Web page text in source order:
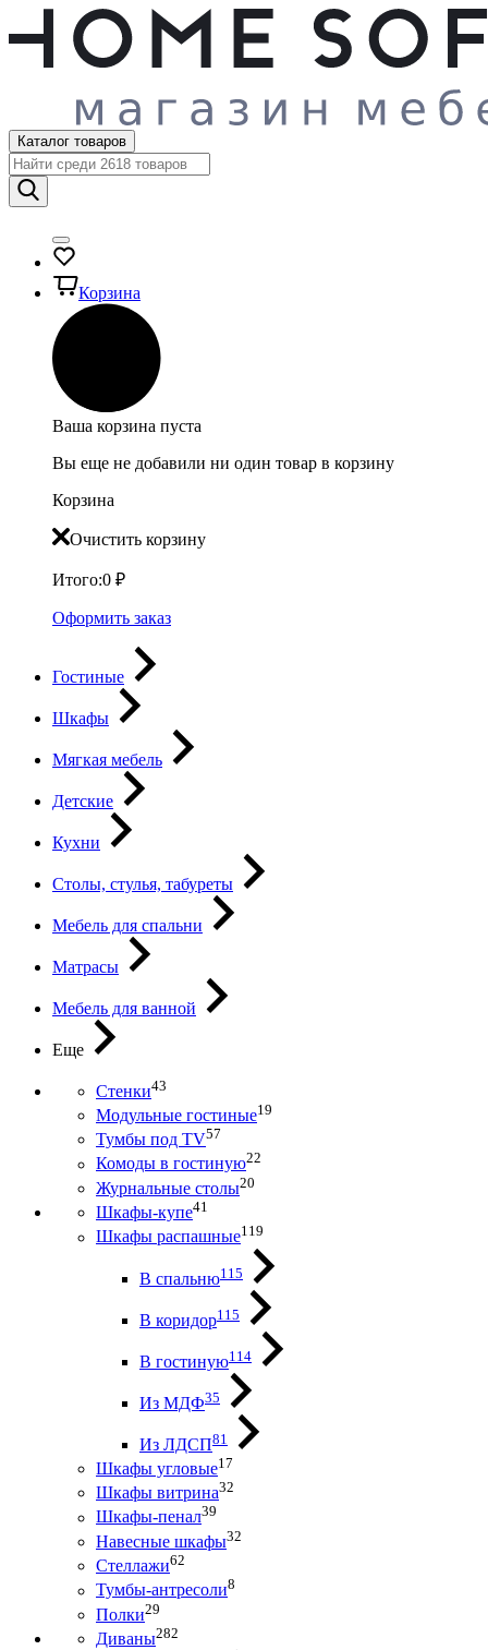
Каталог товаров
Корзина
Ваша корзина пуста
Вы еще не добавили ни один товар в корзину
Корзина
Очистить корзину
Итого:0 ₽
Оформить заказ
Гостиные
Шкафы
Мягкая мебель
Детские
Кухни
Столы, стулья, табуреты
Мебель для спальни
Матрасы
Мебель для ванной
Еще
Стенки43
Модульные гостиные19
Тумбы под ТV57
Комоды в гостиную22
Журнальные столы20
Шкафы-купе41
Шкафы распашные119
В спальню115
В коридор115
В гостиную114
Из МДФ35
Из ЛДСП81
Шкафы угловые17
Шкафы витрина32
Шкафы-пенал39
Навесные шкафы32
Стеллажи62
Тумбы-антресоли8
Полки29
Диваны282